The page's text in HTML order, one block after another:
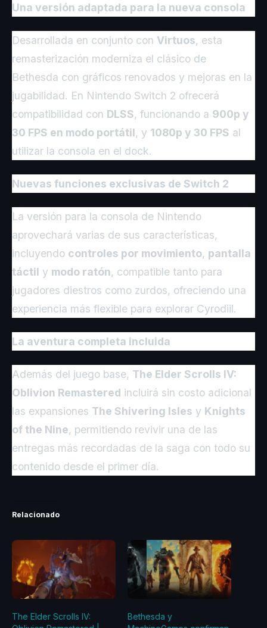
Una versión adaptada para la nueva consola
Desarrollada en conjunto con Virtuos, esta
remasterización moderniza el clásico de
Bethesda con gráficos renovados y mejoras en la
jugabilidad. En Nintendo Switch 2 ofrecerá
compatibilidad con DLSS, funcionando a 900p y
30 FPS en modo portátil, y 1080p y 30 FPS al
utilizar la consola en el dock.
Nuevas funciones exclusivas de Switch 2
La versión para la consola de Nintendo
aprovechará varias de sus características,
incluyendo controles por movimiento, pantalla
táctil y modo ratón, compatible tanto para
jugadores diestros como zurdos, ofreciendo una
experiencia más flexible para explorar Cyrodiil.
La aventura completa incluida
Además del juego base, The Elder Scrolls IV:
Oblivion Remastered incluirá sin costo adicional
las expansiones The Shivering Isles y Knights
of the Nine, permitiendo revivir una de las
entregas más recordadas de la saga con todo su
contenido desde el primer día.
Relacionado
The Elder Scrolls IV:
Bethesda y